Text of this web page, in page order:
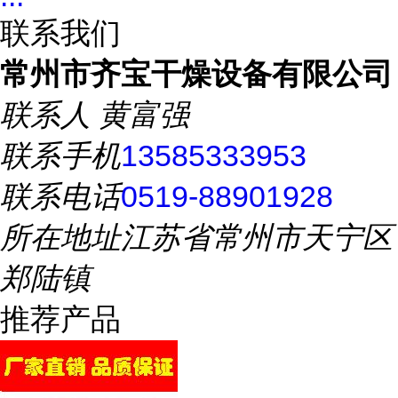
联系我们
常州市齐宝干燥设备有限公司
联系人 黄富强
联系手机13585333953
联系电话0519-88901928
所在地址江苏省常州市天宁区
郑陆镇
推荐产品